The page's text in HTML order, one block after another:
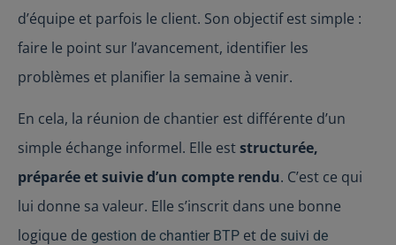
d’équipe et parfois le client. Son objectif est simple :
faire le point sur l’avancement, identifier les
problèmes et planifier la semaine à venir.
En cela, la réunion de chantier est différente d’un
simple échange informel. Elle eststructurée,
préparée et suivie d’un compte rendu. C’est ce qui
lui donne sa valeur. Elle s’inscrit dans une bonne
logique de gestion de chantier BTP et de suivi de